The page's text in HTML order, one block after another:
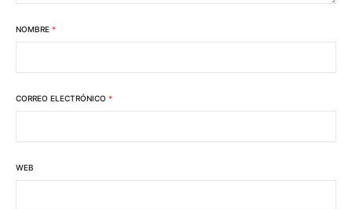
NOMBRE *
CORREO ELECTRÓNICO *
WEB